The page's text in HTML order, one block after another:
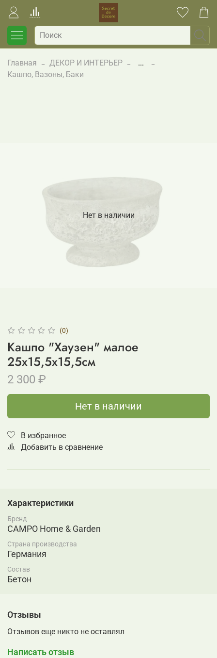
Главная ДЕКОР И ИНТЕРЬЕР
...
Кашпо, Вазоны, Баки
Нет в наличии
(0)
Кашпо "Хаузен" малое
25x15,5x15,5см
2 300 ₽
Нет в наличии
В избранное
Добавить в сравнение
Характеристики
Бренд
CAMPO Home & Garden
Страна производства
Германия
Состав
Бетон
Отзывы
Отзывов еще никто не оставлял
Написать отзыв